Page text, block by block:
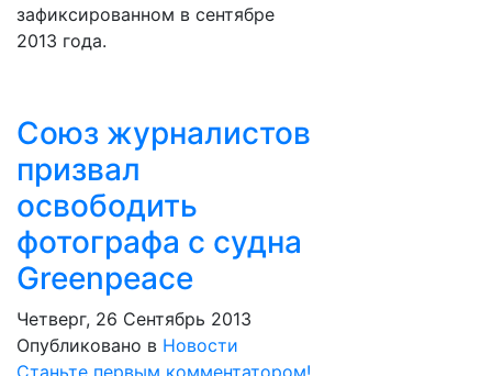
зафиксированном в сентябре
2013 года.
Союз журналистов
призвал
освободить
фотографа с судна
Greenpeace
Четверг, 26 Сентябрь 2013
Опубликовано в Новости
Станьте первым комментатором!